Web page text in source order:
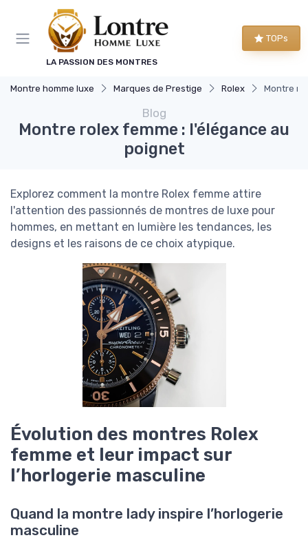
LA PASSION DES MONTRES
TOPs
Montre homme luxe Marques de Prestige Rolex Montre
Blog
Montre rolex femme : l'élégance au
poignet
Explorez comment la montre Rolex femme attire
l'attention des passionnés de montres de luxe pour
hommes, en mettant en lumière les tendances, les
designs et les raisons de ce choix atypique.
Évolution des montres Rolex
femme et leur impact sur
l’horlogerie masculine
Quand la montre lady inspire l’horlogerie
masculine
Panneau de gestion des cookies